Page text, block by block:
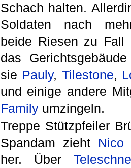
Schach halten.
Soldaten nach
beide Riesen zu
das
sie Pauly, Tilestone,
und einige andere
Familyumzingeln.
Treppe Stützpfeiler
Spandam zieht Nico
her. Über